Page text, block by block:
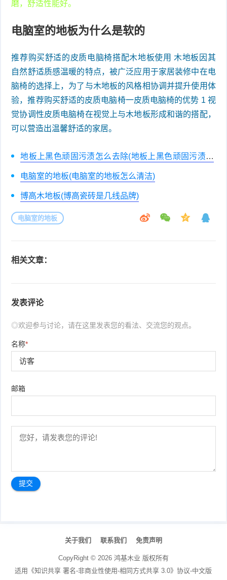
磨，舒适性能好。
电脑室的地板为什么是软的
推荐购买舒适的皮质电脑椅搭配木地板使用 木地板因其
自然舒适质感温暖的特点，被广泛应用于家居装修中在电
脑椅的选择上，为了与木地板的风格相协调并提升使用体
验，推荐购买舒适的皮质电脑椅一皮质电脑椅的优势 1 视
觉协调性皮质电脑椅在视觉上与木地板形成和谐的搭配，
可以营造出温馨舒适的家居。
地板上黑色顽固污渍怎么去除(地板上黑色顽固污渍怎
电脑室的地板(电脑室的地板怎么清洁)
博高木地板(博高瓷砖是几线品牌)
电脑室的地板
相关文章：
发表评论
◎欢迎参与讨论，请在这里发表您的看法、交流您的观点。
名称*
邮箱
关于我们 联系我们 免责声明
CopyRight © 2026 鸿基木业 版权所有
适用《知识共享 署名-非商业性使用-相同方式共享 3.0》协议-中文版